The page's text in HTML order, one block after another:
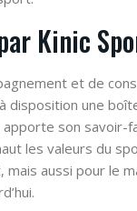
Kinic
et de
une
apporte son
les valeurs du
aussi pour le